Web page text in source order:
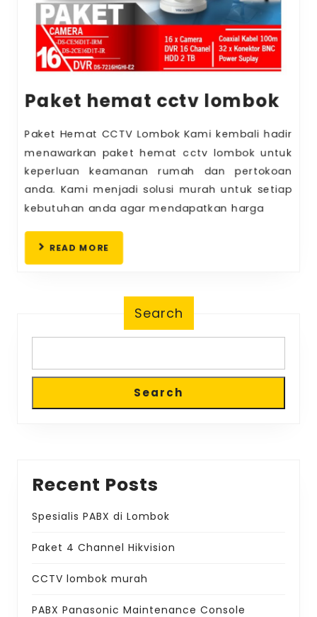
Paket hemat cctv lombok
Paket Hemat CCTV Lombok Kami kembali hadir
menawarkan paket hemat cctv lombok untuk
keperluan keamanan rumah dan pertokoan
anda. Kami menjadi solusi murah untuk setiap
kebutuhan anda agar mendapatkan harga
READ MORE
Search
Search
Recent Posts
Spesialis PABX di Lombok
Paket 4 Channel Hikvision
CCTV lombok murah
PABX Panasonic Maintenance Console